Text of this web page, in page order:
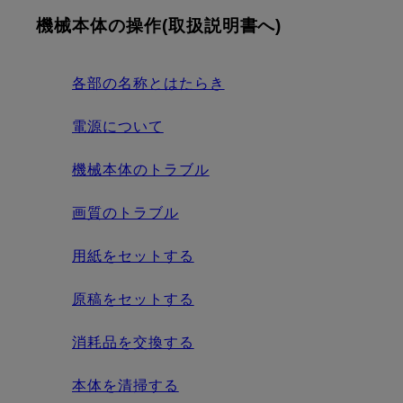
機械本体の操作(取扱説明書へ)
各部の名称とはたらき
電源について
機械本体のトラブル
画質のトラブル
用紙をセットする
原稿をセットする
消耗品を交換する
本体を清掃する